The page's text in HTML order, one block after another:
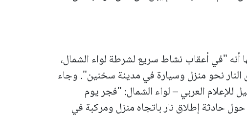
أنه "في أعقاب نشاط سريع لشرطة لواء الشمال،
النار نحو منزل وسيارة في مدينة سخنين". وجاء
العربي – لواء الشمال: "فجر يوم
بلاغًا حول حادثة إطلاق نار باتجاه منزل ومركبة في